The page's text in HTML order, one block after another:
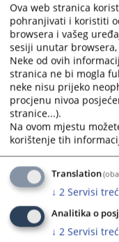
Ova web stranica
pohranjivati i koristiti
browsera i vašeg
sesiji unutar browsera,
Neke od ovih
stranica ne bi mogla
neke nisu prijeko
procjenu nivoa
stranice...).
Na ovom mjestu
korištenje tih
Translation
↓ 2 Servisi
Analitika o
↓ 2 Servisi